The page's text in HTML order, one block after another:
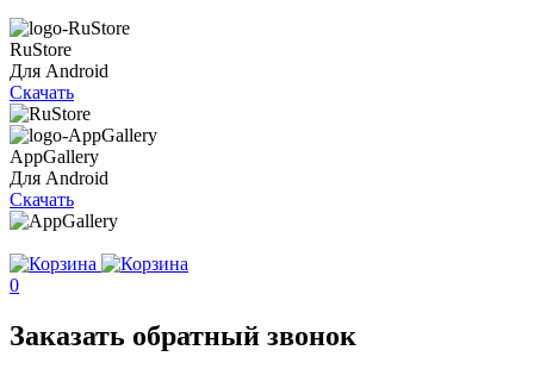
RuStore
Для Android
Скачать
AppGallery
Для Android
Скачать
0
Заказать обратный звонок